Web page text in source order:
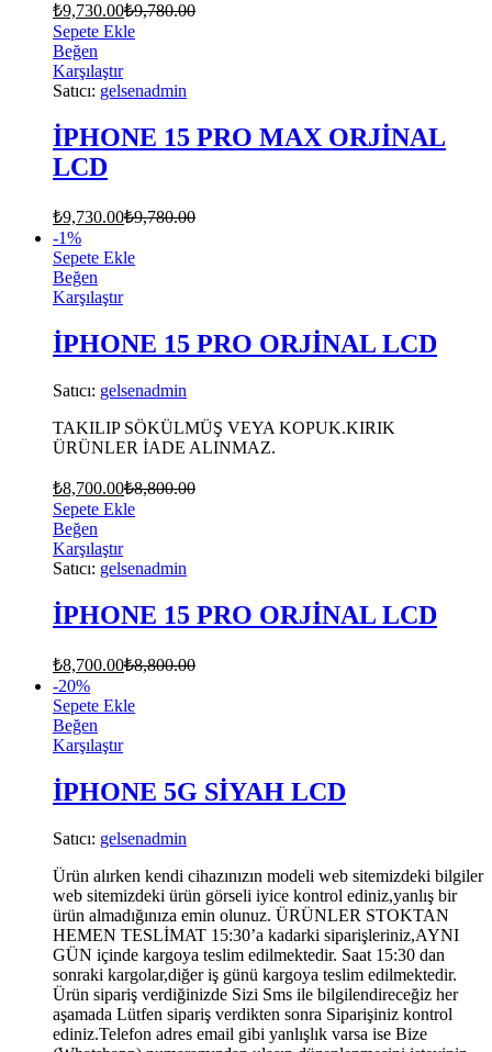
₺9,730.00₺9,780.00
Sepete Ekle
Beğen
Karşılaştır
Satıcı: gelsenadmin
İPHONE 15 PRO MAX ORJİNAL
LCD
₺9,730.00₺9,780.00
-1%
Sepete Ekle
Beğen
Karşılaştır
İPHONE 15 PRO ORJİNAL LCD
Satıcı: gelsenadmin
TAKILIP SÖKÜLMÜŞ VEYA KOPUK.KIRIK
ÜRÜNLER İADE ALINMAZ.
₺8,700.00₺8,800.00
Sepete Ekle
Beğen
Karşılaştır
Satıcı: gelsenadmin
İPHONE 15 PRO ORJİNAL LCD
₺8,700.00₺8,800.00
-20%
Sepete Ekle
Beğen
Karşılaştır
İPHONE 5G SİYAH LCD
Satıcı: gelsenadmin
Ürün alırken kendi cihazınızın modeli web sitemizdeki bilgiler
web sitemizdeki ürün görseli iyice kontrol ediniz,yanlış bir
ürün almadığınıza emin olunuz. ÜRÜNLER STOKTAN
HEMEN TESLİMAT 15:30’a kadarki siparişleriniz,AYNI
GÜN içinde kargoya teslim edilmektedir. Saat 15:30 dan
sonraki kargolar,diğer iş günü kargoya teslim edilmektedir.
Ürün sipariş verdiğinizde Sizi Sms ile bilgilendireceğiz her
aşamada Lütfen sipariş verdikten sonra Siparişiniz kontrol
ediniz.Telefon adres email gibi yanlışlık varsa ise Bize